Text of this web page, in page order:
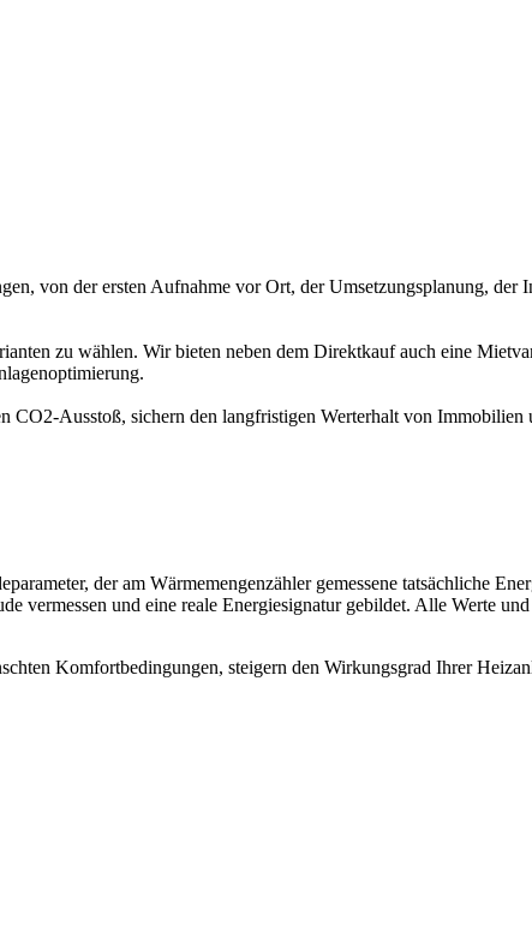
von der ersten Aufnahme vor Ort, der Umsetzungsplanung,
zu wählen. Wir bieten neben dem Direktkauf auch eine
CO2-Ausstoß, sichern den langfristigen Werterhalt von
der am Wärmemengenzähler gemessene tatsächliche
vermessen und eine reale Energiesignatur gebildet. Alle Werte
Komfortbedingungen, steigern den Wirkungsgrad Ihrer